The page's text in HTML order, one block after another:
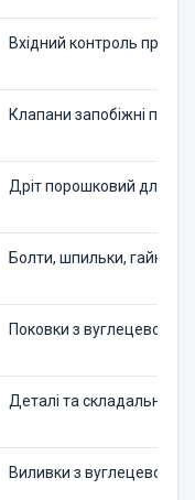
Вхідний контроль
Клапани запобіжні
Дріт порошковий для
Болти, шпильки, гайки
Поковки з вуглецевої та
Деталі та складальні
Виливки з вуглецевої і